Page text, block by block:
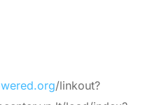
/linkout?